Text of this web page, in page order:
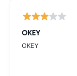
OKEY
OKEY